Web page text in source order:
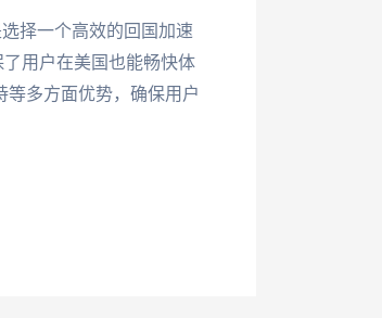
择一个高效的回国加速
用户在美国也能畅快体
等多方面优势，确保用户